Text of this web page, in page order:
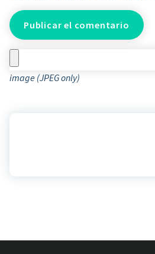
image (JPEG only)